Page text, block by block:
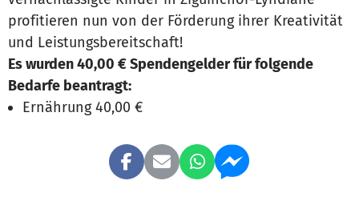
profitieren nun von der Förderung ihrer Kreativität
und Leistungsbereitschaft!
Es wurden 40,00 € Spendengelder für folgende
Bedarfe beantragt:
Ernährung 40,00 €